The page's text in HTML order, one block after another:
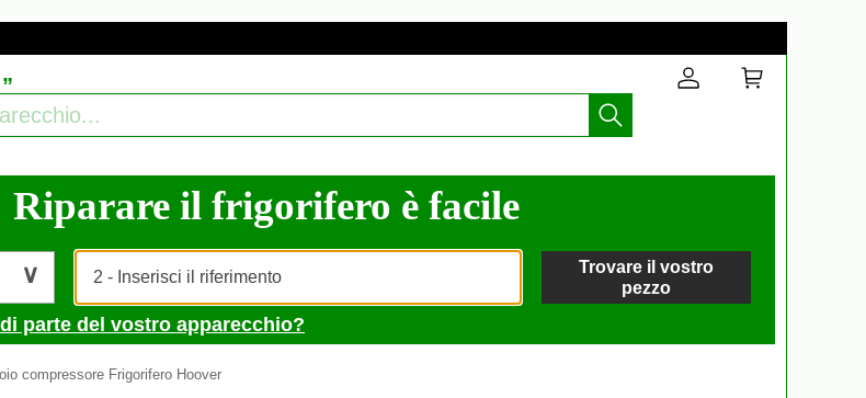
”
Riparare il frigorifero è facile
Trovare il vostro
pezzo
parte del vostro apparecchio?
compressore Frigorifero Hoover